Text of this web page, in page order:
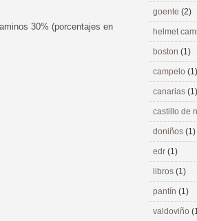
30% (porcentajes en
goente (2)
helmet
boston (1)
campelo (1)
canarias (1)
castillo de
doniños (1)
edr (1)
libros (1)
pantín (1)
valdoviño